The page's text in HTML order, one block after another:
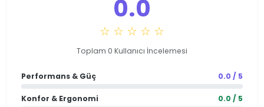
0.0
☆ ☆ ☆ ☆ ☆
Toplam 0 Kullanıcı İncelemesi
Performans & Güç 0.0 / 5
Konfor & Ergonomi 0.0 / 5